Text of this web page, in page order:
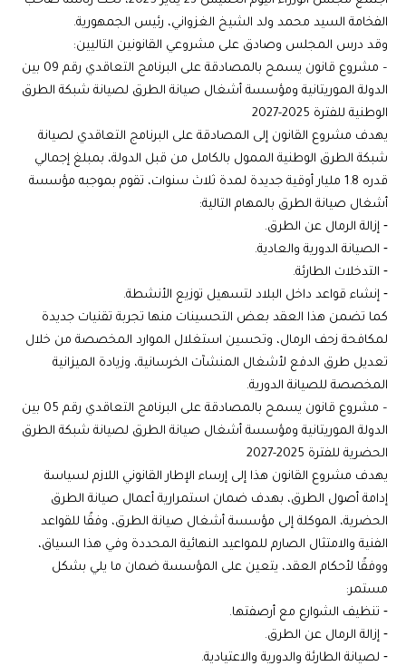
الفخامة السيد محمد ولد الشيخ الغزواني، رئيس الجمهورية.
وقد درس المجلس وصادق على مشروعي القانونين التاليين:
– مشروع قانون يسمح بالمصادقة على البرنامج التعاقدي رقم 09 بين
الدولة الموريتانية ومؤسسة أشغال صيانة الطرق لصيانة شبكة الطرق
الوطنية للفترة 2025-2027
يهدف مشروع القانون إلى المصادقة على البرنامج التعاقدي لصيانة
شبكة الطرق الوطنية الممول بالكامل من قبل الدولة، بمبلغ إجمالي
قدره 1.8 مليار أوقية جديدة لمدة ثلاث سنوات، تقوم بموجبه مؤسسة
أشغال صيانة الطرق بالمهام التالية:
‐ إزالة الرمال عن الطرق.
‐ الصيانة الدورية والعادية.
‐ التدخلات الطارئة.
‐ إنشاء قواعد داخل البلاد لتسهيل توزيع الأنشطة.
كما تضمن هذا العقد بعض التحسينات منها تجربة تقنيات جديدة
لمكافحة زحف الرمال، وتحسين استغلال الموارد المخصصة من خلال
تعديل طرق الدفع لأشغال المنشآت الخرسانية، وزيادة الميزانية
المخصصة للصيانة الدورية.
– مشروع قانون يسمح بالمصادقة على البرنامج التعاقدي رقم 05 بين
الدولة الموريتانية ومؤسسة أشغال صيانة الطرق لصيانة شبكة الطرق
الحضرية للفترة 2025-2027
يهدف مشروع القانون هذا إلى إرساء الإطار القانوني اللازم لسياسة
إدامة أصول الطرق، بهدف ضمان استمرارية أعمال صيانة الطرق
الحضرية، الموكلة إلى مؤسسة أشغال صيانة الطرق، وفقًا للقواعد
الفنية والامتثال الصارم للمواعيد النهائية المحددة وفي هذا السياق،
ووفقًا لأحكام العقد، يتعين على المؤسسة ضمان ما يلي بشكل
مستمر:
‐ تنظيف الشوارع مع أرصفتها.
‐ إزالة الرمال عن الطرق.
‐ لصيانة الطارئة والدورية والاعتيادية.